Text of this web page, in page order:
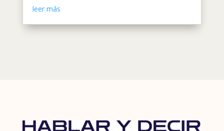
leer más